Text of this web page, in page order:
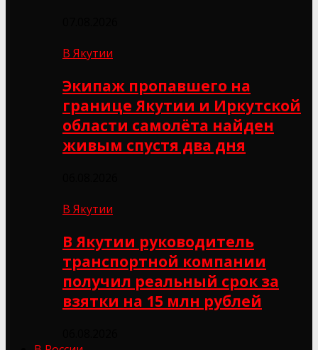
В Якутии
Экипаж пропавшего на
границе Якутии и Иркутской
области самолёта найден
живым спустя два дня
В Якутии
В Якутии руководитель
транспортной компании
получил реальный срок за
взятки на 15 млн рублей